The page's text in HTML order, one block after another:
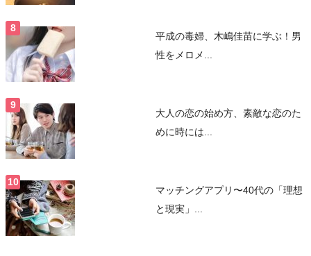
平成の毒婦、木嶋佳苗に学ぶ！男
性をメロメ...
大人の恋の始め方、素敵な恋のた
めに時には...
マッチングアプリ〜40代の「理想
と現実」...